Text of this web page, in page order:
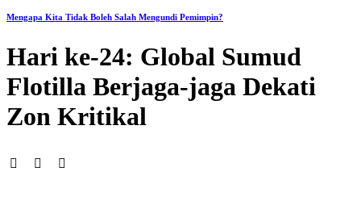
Mengapa Kita Tidak Boleh Salah Mengundi Pemimpin?
Hari ke-24: Global Sumud
Flotilla Berjaga-jaga Dekati
Zon Kritikal